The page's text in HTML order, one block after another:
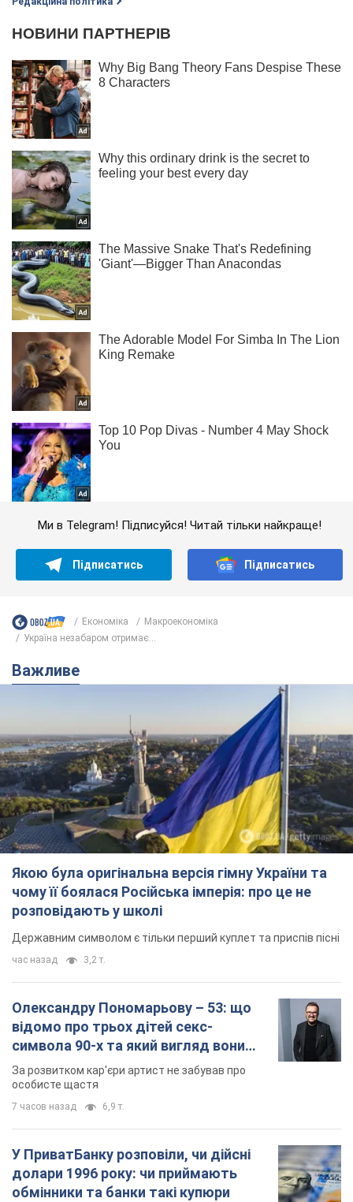
Ми в Telegram! Підписуйся! Читай тільки найкраще!
Підписатись Підписатись
Економіка
Mакроекономіка
Україна незабаром отримає...
Важливе
Якою була оригінальна версія гімну України та
чому її боялася Російська імперія: про це не
розповідають у школі
Державним символом є тільки перший куплет та приспів пісні
час назад 3,2 т.
Олександру Пономарьову – 53: що
відомо про трьох дітей секс-
символа 90-х та який вигляд вони
мають
За розвитком кар'єри артист не забував про
особисте щастя
7 часов назад 6,9 т.
У ПриватБанку розповіли, чи дійсні
долари 1996 року: чи приймають
обмінники та банки такі купюри